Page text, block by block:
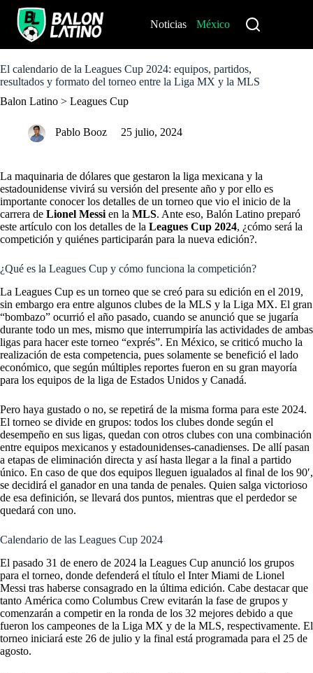
o
c
n
Noticias México
El calendario de la Leagues Cup 2024: equipos, partidos,
resultados y formato del torneo entre la Liga MX y la MLS
Balon Latino > Leagues Cup
Pablo Booz 25 julio, 2024
La maquinaria de dólares que gestaron la liga mexicana y la
estadounidense vivirá su versión del presente año y por ello es
importante conocer los detalles de un torneo que vio el inicio de la
carrera de Lionel Messi en la MLS. Ante eso, Balón Latino preparó
este artículo con los detalles de la Leagues Cup 2024, ¿cómo será la
competición y quiénes participarán para la nueva edición?.
¿Qué es la Leagues Cup y cómo funciona la competición?
La Leagues Cup es un torneo que se creó para su edición en el 2019,
sin embargo era entre algunos clubes de la MLS y la Liga MX. El gran
“bombazo” ocurrió el año pasado, cuando se anunció que se jugaría
durante todo un mes, mismo que interrumpiría las actividades de ambas
ligas para hacer este torneo “exprés”. En México, se criticó mucho la
realización de esta competencia, pues solamente se benefició el lado
económico, que según múltiples reportes fueron en su gran mayoría
para los equipos de la liga de Estados Unidos y Canadá.
Pero haya gustado o no, se repetirá de la misma forma para este 2024.
El torneo se divide en grupos: todos los clubes donde según el
desempeño en sus ligas, quedan con otros clubes con una combinación
entre equipos mexicanos y estadounidenses-canadienses. De allí pasan
a etapas de eliminación directa y así hasta llegar a la final a partido
único. En caso de que dos equipos lleguen igualados al final de los 90′,
se decidirá el ganador en una tanda de penales. Quien salga victorioso
de esa definición, se llevará dos puntos, mientras que el perdedor se
quedará con uno.
Calendario de las Leagues Cup 2024
El pasado 31 de enero de 2024 la Leagues Cup anunció los grupos
para el torneo, donde defenderá el título el Inter Miami de Lionel
Messi tras haberse consagrado en la última edición. Cabe destacar que
tanto América como Columbus Crew evitarán la fase de grupos y
comenzarán a competir en la ronda de los 32 mejores debido a que
fueron los campeones de la Liga MX y de la MLS, respectivamente. El
torneo iniciará este 26 de julio y la final está programada para el 25 de
agosto.